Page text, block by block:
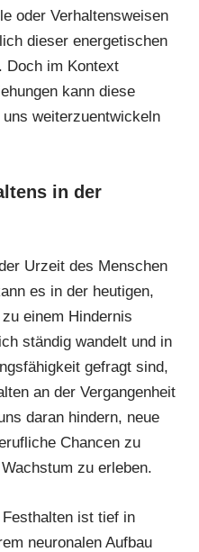
oder Verhaltensweisen
dieser energetischen
Doch im Kontext
kann diese
weiterzuentwickeln
in der
Urzeit des Menschen
es in der heutigen,
einem Hindernis
ständig wandelt und in
gefragt sind,
an der Vergangenheit
daran hindern, neue
Chancen zu
zu erleben.
ist tief in
neuronalen Aufbau